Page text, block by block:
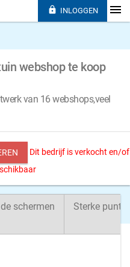
webshop te koop
van 16 webshops,veel
Dit bedrijf is verkocht en/of
schermen Sterke
 INLOGGEN